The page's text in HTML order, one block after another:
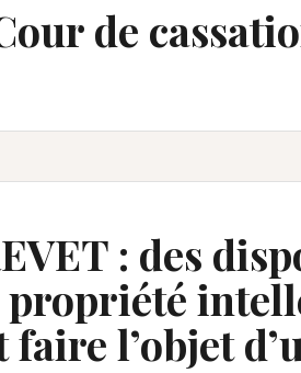
de
: des
propriété
l’objet